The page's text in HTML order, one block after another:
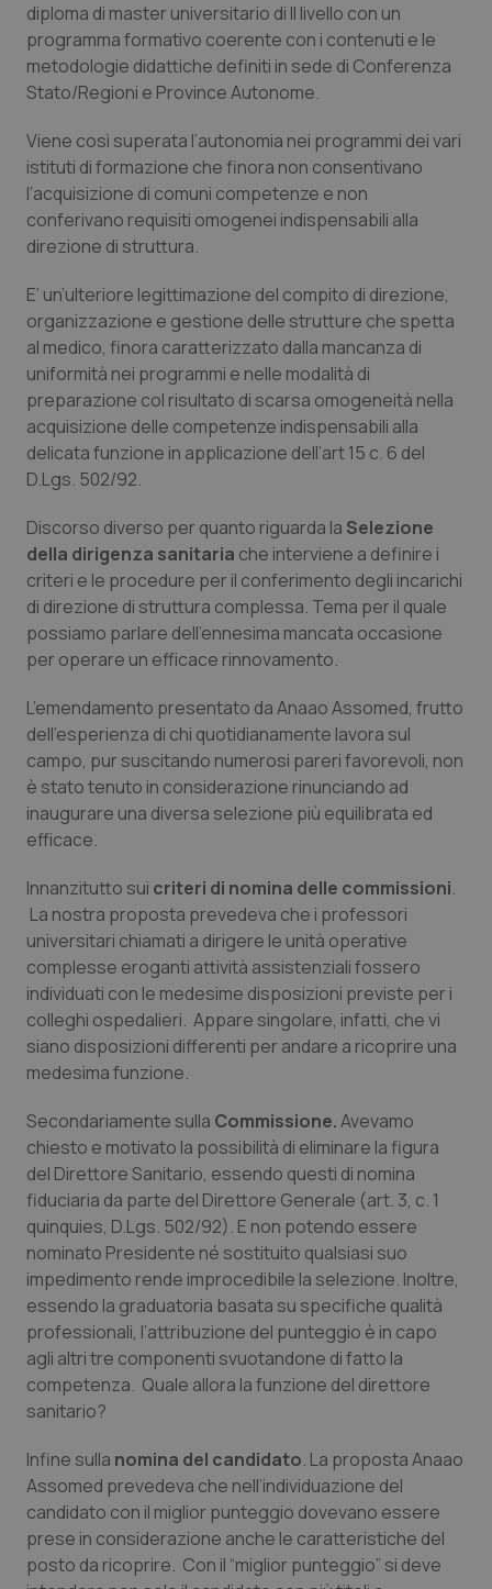
Marche
Molise
Piemonte
Provincia Autonoma di Bolzano
Puglia
Sardegna
Sicilia
Toscana
Umbria
Valle D’Aosta
Veneto
Donna & Salute
Epatiti
HIV
Infezioni & Febbre
Malattie rare
Malattia di Crohn & Rettocolite Ulcerosa
Neuroscienze & patologie neurodegenerative
Obesità
Oftalmologia
Oncodermatologia
Oncoematologia
Oncologia & Nutrizione
Psoriasi & pelle
Quotidiano Cardiologia
Quotidiano Chirurgia
Quotidiano Oncologia
Quotidiano Pediatria
Rene & patologie urogenitali
Salute orale & impianti
Sangue & coagulazione
Tiroide
Tumore al seno
Tumore ovarico
Tumori del Polmone & Testa Collo
Tumori gastrointestinali
Ulcera & Reflusso
Vaccini
diploma di master universitario di II livello con un
programma formativo coerente con i contenuti e le
metodologie didattiche definiti in sede di Conferenza
Stato/Regioni e Province Autonome.
Viene così superata l’autonomia nei programmi dei vari
istituti di formazione che finora non consentivano
l’acquisizione di comuni competenze e non
conferivano requisiti omogenei indispensabili alla
direzione di struttura.
E’ un’ulteriore legittimazione del compito di direzione,
organizzazione e gestione delle strutture che spetta
al medico, finora caratterizzato dalla mancanza di
uniformità nei programmi e nelle modalità di
preparazione col risultato di scarsa omogeneità nella
acquisizione delle competenze indispensabili alla
delicata funzione in applicazione dell’art 15 c. 6 del
D.Lgs. 502/92.
Discorso diverso per quanto riguarda la Selezione
della dirigenza sanitaria che interviene a definire i
criteri e le procedure per il conferimento degli incarichi
di direzione di struttura complessa. Tema per il quale
possiamo parlare dell’ennesima mancata occasione
per operare un efficace rinnovamento.
L’emendamento presentato da Anaao Assomed, frutto
dell’esperienza di chi quotidianamente lavora sul
campo, pur suscitando numerosi pareri favorevoli, non
è stato tenuto in considerazione rinunciando ad
inaugurare una diversa selezione più equilibrata ed
efficace.
Innanzitutto sui criteri di nomina delle commissioni.
La nostra proposta prevedeva che i professori
universitari chiamati a dirigere le unità operative
complesse eroganti attività assistenziali fossero
individuati con le medesime disposizioni previste per i
colleghi ospedalieri. Appare singolare, infatti, che vi
siano disposizioni differenti per andare a ricoprire una
medesima funzione.
Secondariamente sulla Commissione.Avevamo
chiesto e motivato la possibilità di eliminare la figura
del Direttore Sanitario, essendo questi di nomina
fiduciaria da parte del Direttore Generale (art. 3, c. 1
quinquies, D.Lgs. 502/92). E non potendo essere
nominato Presidente né sostituito qualsiasi suo
impedimento rende improcedibile la selezione. Inoltre,
essendo la graduatoria basata su specifiche qualità
professionali, l’attribuzione del punteggio è in capo
agli altri tre componenti svuotandone di fatto la
competenza. Quale allora la funzione del direttore
sanitario?
Infine sulla nomina del candidato. La proposta Anaao
Assomed prevedeva che nell’individuazione del
candidato con il miglior punteggio dovevano essere
prese in considerazione anche le caratteristiche del
posto da ricoprire. Con il “miglior punteggio” si deve